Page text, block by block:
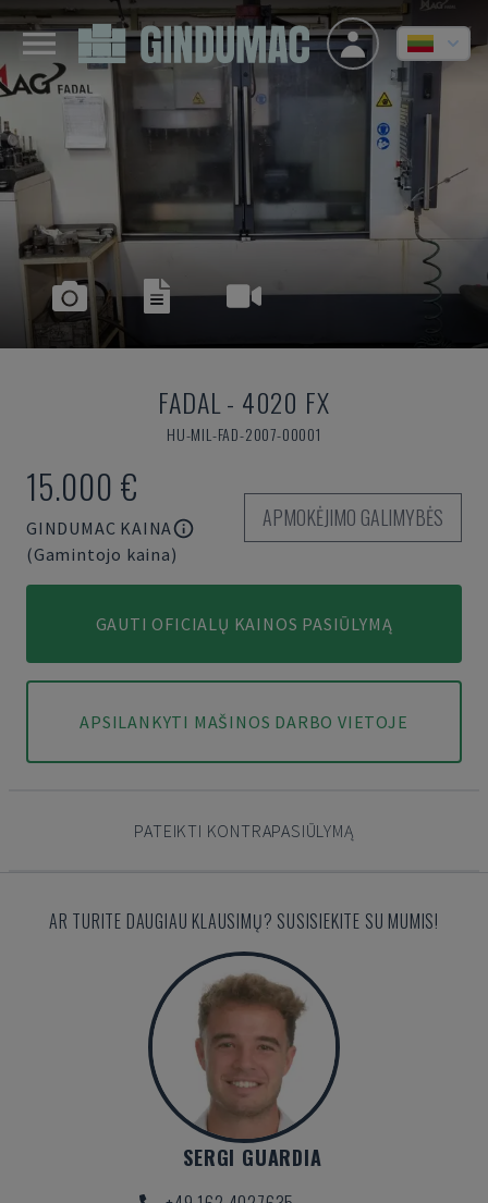
FADAL- 4020 FX
HU-MIL-FAD-2007-00001
15.000 €
GINDUMAC KAINA
(Gamintojo kaina)
APMOKĖJIMO GALIMYBĖS
GAUTI OFICIALŲ KAINOS PASIŪLYMĄ
APSILANKYTI MAŠINOS DARBO VIETOJE
PATEIKTI KONTRAPASIŪLYMĄ
AR TURITE DAUGIAU KLAUSIMŲ? SUSISIEKITE SU MUMIS!
SERGI GUARDIA